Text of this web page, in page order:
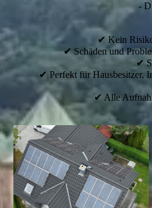
-
✔ Kein
✔ Schäden und
✔
✔ Perfekt für Hausbesitzer,
✔ Alle